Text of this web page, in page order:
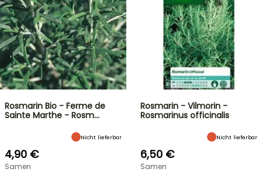
Rosmarin Bio - Ferme de
Sainte Marthe - Rosm…
Nicht lieferbar
4,90 €
Samen
Rosmarin - Vilmorin -
Rosmarinus officinalis
Nicht lieferbar
6,50 €
Samen